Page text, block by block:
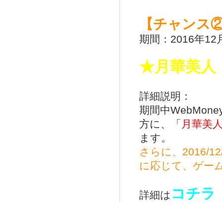
【チャン
期間：2016年12
★月華美人
詳細説明：
期間中
方に、「 月華美
ます。
さらに、2016/
に応じて、ゲー
詳細は コチラ